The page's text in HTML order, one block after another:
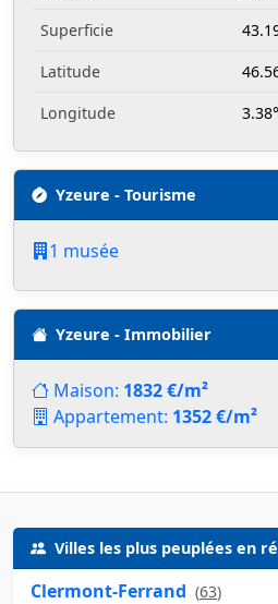
Superficie
Latitude
Longitude
Yzeure - Tourisme
1 musée
Yzeure - Immobilier
Maison: 1832 €/m²
Appartement: 1352 €/m²
Villes les plus peuplées en
Clermont-Ferrand (63)